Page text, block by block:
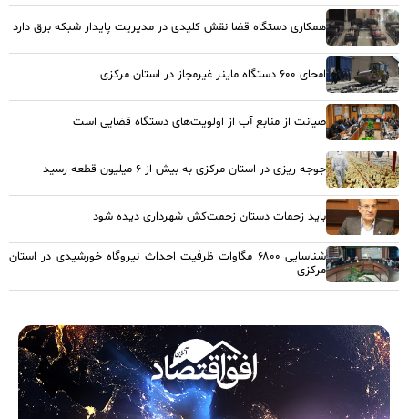
همکاری دستگاه قضا نقش کلیدی در مدیریت پایدار شبکه برق دارد
امحای ۶۰۰ دستگاه ماینر غیرمجاز در استان مرکزی
صیانت از منابع آب از اولویت‌های دستگاه قضایی است
جوجه ریزی در استان مرکزی به بیش از ۶ میلیون قطعه رسید
باید زحمات دستان زحمت‌کش شهرداری دیده شود
شناسایی ۶۸۰۰ مگاوات ظرفیت احداث نیروگاه خورشیدی در استان
مرکزی